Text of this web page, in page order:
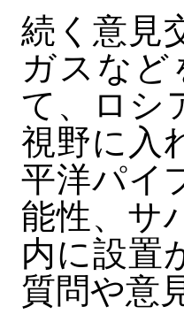
続く意見
ガスな
て、ロシ
視野に入
平洋パイ
能性、サ
内に設置
質問や意